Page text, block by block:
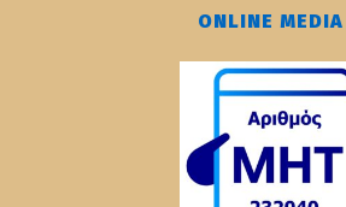
ONLINE MEDIA